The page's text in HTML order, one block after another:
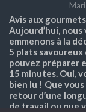
Avis aux
Aujourd’hui, nous
emmenons à la
5 plats savoureux
pouvez préparer
15 minutes. Oui,
bien lu ! Que
retour d’une
de travail ou que